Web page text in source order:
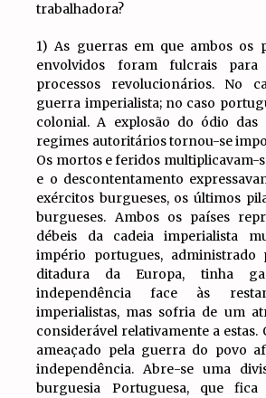
trabalhadora?
1) As guerras em que ambos os
envolvidos foram fulcrais
processos revolucionários. No
guerra imperialista; no caso
colonial. A explosão do ódio das
regimes autoritários tornou-se
Os mortos e feridos multiplicavam-
e o descontentamento
exércitos burgueses, os últimos
burgueses. Ambos os países
débeis da cadeia imperialista
império portugues, administrado
ditadura da Europa, tinha
independência face às
imperialistas, mas sofria de um
considerável relativamente a estas.
ameaçado pela guerra do povo
independência. Abre-se uma
burguesia Portuguesa, que